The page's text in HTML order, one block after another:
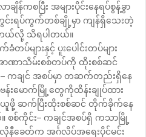
န်ကစပြီး အများပိုင်းနေရပ်စွန့်ခွာ
းရပ်ကွက်တစ်ချို့မှာ ကျန်ရှိသေးတဲ့
ယ်လို့ သိရပါတယ်။
ပ်များနှင့် ပူးပေါင်းတပ်များ
ဏာသိမ်းစစ်တပ်ကို ထိုးစစ်ဆင်
ကချင် အစပ်မှာ တဆက်တည်းရှိနေ
န်းမောက်မြို့တွေကိုထိန်းချုပ်ထား
ယူဖို့ ဆက်ပြီးထိုးစစ်ဆင် တိုက်ခိုက်နေ
စစ်ကိုင်း– ကချင်အစပ်ရှိ ကသာမြို့
နီခေတ်က အင်္ဂလိပ်အရေးပိုင်မင်း